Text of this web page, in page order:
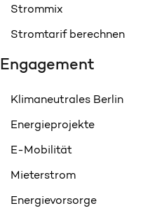
Strommix
Stromtarif berechnen
Engagement
Klimaneutrales Berlin
Energieprojekte
E-Mobilität
Mieterstrom
Energievorsorge